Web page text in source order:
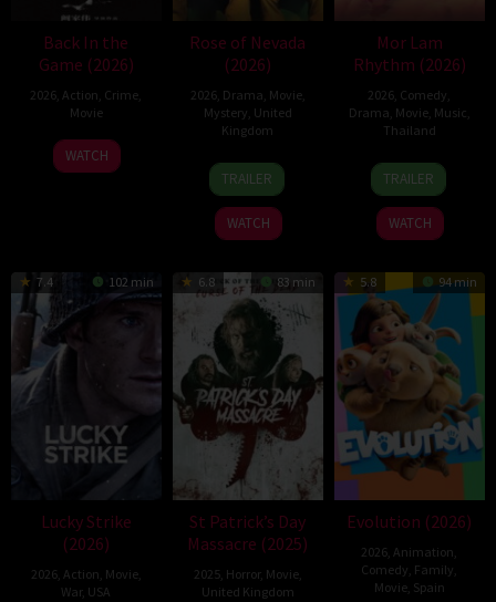
Back In the
Game (2026)
2026 Action Crime
Movie
23
Jun
Kam
Ka-
WATCH
Rose of Nevada
(2026)
2026, Drama Movie,
Mystery United
Kingdom
24
Apr
2026
Mark
Jenkin
TRAILER
WATCH
Mor Lam
Rhythm (2026)
2026 Comedy
Drama Movie, Music
Thailand
19
Mar
2026
Thananat
Sukchareon
TRAILER
WATCH
7.4 102 min
Lucky Strike
(2026)
2026, Action Movie,
War, USA
6.8 83 min
St Patrick’s Day
Massacre (2025)
2025, Horror, Movie,
United Kingdom
5.8 94 min
Evolution (2026)
2026 Animation
Comedy Family
Movie, Spain